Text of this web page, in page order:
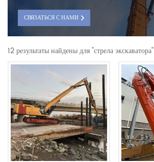
СВЯЗАТЬСЯ С НАМИ
12 результаты найдены для "стрела экскаватора"